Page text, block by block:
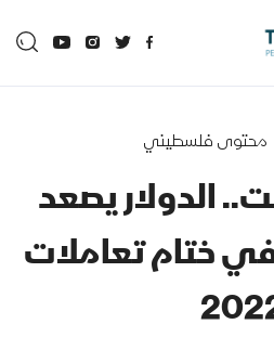
محتوى فلسطيني
الدولار يصعد
ختام تعاملات